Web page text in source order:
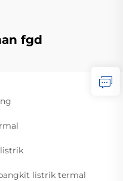
fgd
listrik termal